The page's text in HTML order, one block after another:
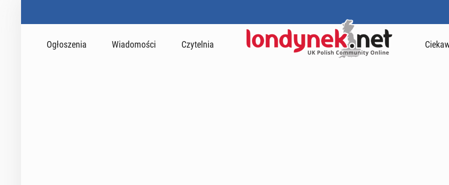
Ogłoszenia Wiadomości Czytelnia